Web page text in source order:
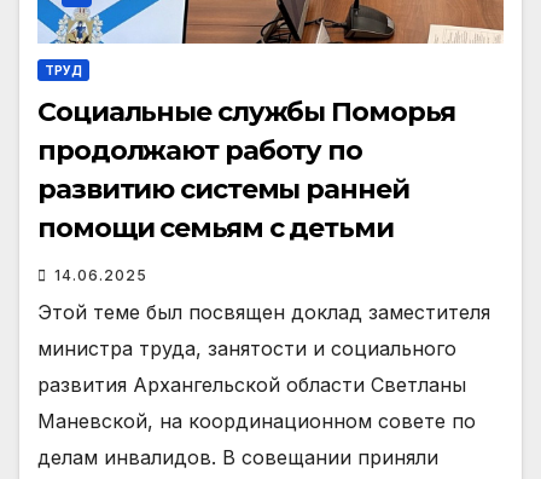
ТРУД
Социальные службы Поморья
продолжают работу по
развитию системы ранней
помощи семьям с детьми
14.06.2025
Этой теме был посвящен доклад заместителя
министра труда, занятости и социального
развития Архангельской области Светланы
Маневской, на координационном совете по
делам инвалидов. В совещании приняли